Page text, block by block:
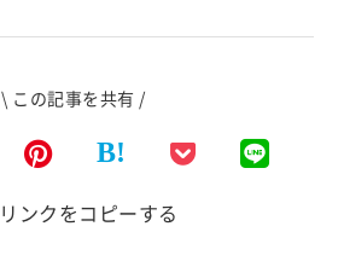
\ この記事を共有 /
B!
リンクをコピーする